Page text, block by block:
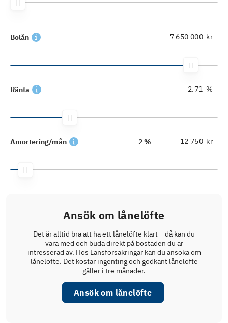
Bolån kr
Ränta %
Amortering/mån 2 % kr
Ansök om lånelöfte
Det är alltid bra att ha ett lånelöfte klart – då kan du
vara med och buda direkt på bostaden du är
intresserad av. Hos Länsförsäkringar kan du ansöka om
lånelöfte. Det kostar ingenting och godkänt lånelöfte
gäller i tre månader.
Ansök om lånelöfte